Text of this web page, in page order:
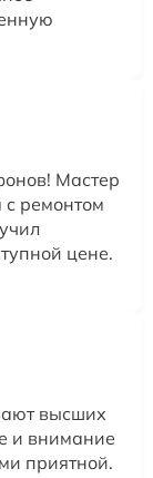
Мастер
с ремонтом
цене.
высших
и внимание
приятной.